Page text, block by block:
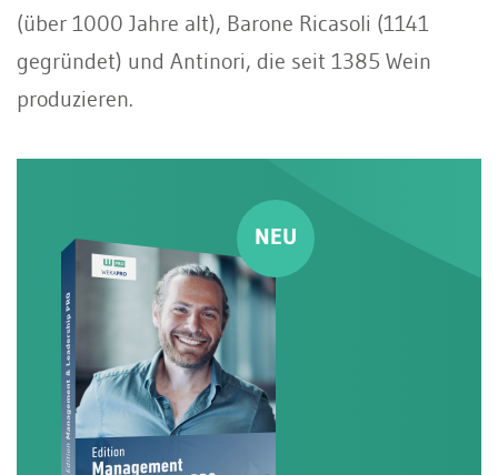
(über 1000 Jahre alt), Barone Ricasoli (1141
gegründet) und Antinori, die seit 1385 Wein
produzieren.